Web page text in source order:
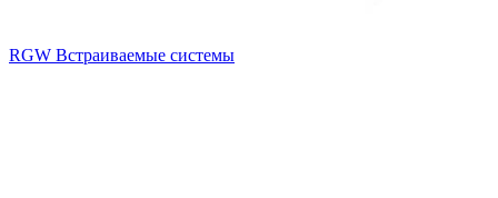
RGW Встраиваемые системы